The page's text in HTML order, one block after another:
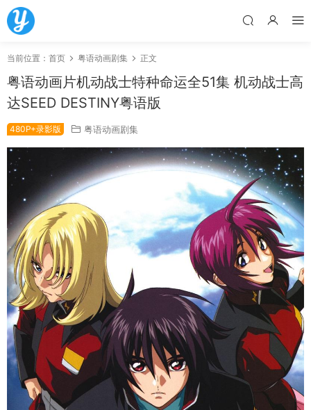
当前位置： 首页 粤语动画剧集 正文
粤语动画片机动战士特种命运全51集 机动战士高
达SEED DESTINY粤语版
480P+录影版 粤语动画剧集